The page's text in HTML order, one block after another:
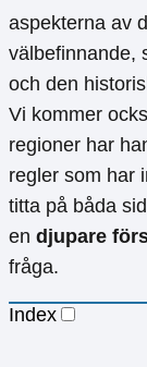
aspekterna av
välbefinnande,
och den
Vi kommer
regioner har
regler som har
titta på båda
en djupare
fråga.
Index